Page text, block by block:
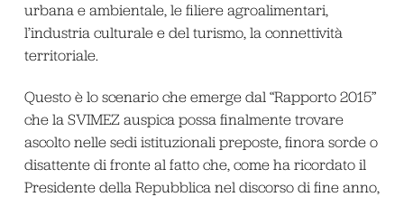
urbana e ambientale, le filiere agroalimentari,
l’industria culturale e del turismo, la connettività
territoriale.
Questo è lo scenario che emerge dal “Rapporto 2015”
che la SVIMEZ auspica possa finalmente trovare
ascolto nelle sedi istituzionali preposte, finora sorde o
disattente di fronte al fatto che, come ha ricordato il
Presidente della Repubblica nel discorso di fine anno,